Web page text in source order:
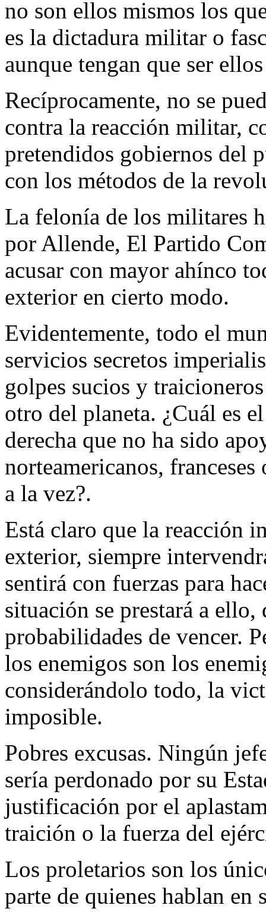
no son ellos mismos los
es la dictadura militar o
aunque tengan que ser
Recíprocamente, no se
contra la reacción militar,
pretendidos gobiernos del
con los métodos de la
La felonía de los militares
por Allende, El Partido
acusar con mayor ahínco
exterior en cierto modo.
Evidentemente, todo el
servicios secretos
golpes sucios y
otro del planeta. ¿Cuál es
derecha que no ha sido
norteamericanos,
a la vez?.
Está claro que la reacción
exterior, siempre
sentirá con fuerzas para
situación se prestará a
probabilidades de vencer.
los enemigos son los
considerándolo todo, la
imposible.
Pobres excusas. Ningún
sería perdonado por su
justificación por el
traición o la fuerza del
Los proletarios son los
parte de quienes hablan en